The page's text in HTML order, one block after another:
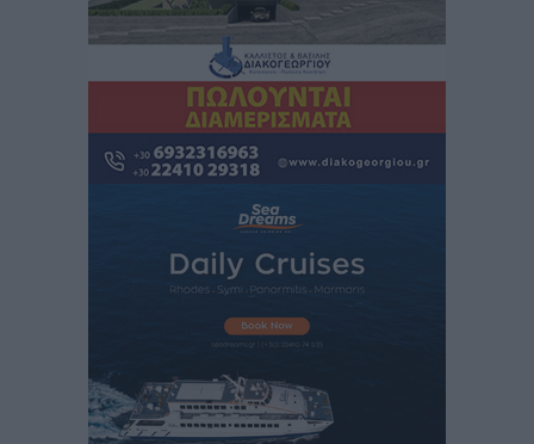
“Η Ευρώπη αντιμετώπιζε το προσφυγικό σαν ταινία
τρόμου” – Η συγκλονιστική μαρτυρία της Χαρούλας
Γιασιράνη στον RV για τα γεγονότα που οδήγησαν στο
Σύμφωνο της Λέρου
Τοπικές Ειδήσεις• πριν 3 ώρες
Συναυλία με τον Γιάννη Κότσιρα στις 21 Αυγούστου
αύριο Παρασκευή 7 Αυγούστου
ΑΕΡΑ: Δεν σταματάει να ενισχύεται, νέο απόκτημα ο